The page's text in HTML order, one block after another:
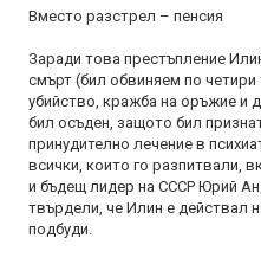
Вместо разстрел – пенсия
Заради това престъпление
смърт (бил обвиняем по
убийство, кражба на оръжие и
бил осъден, защото бил
принудително лечение в
всички, които го разпитвали,
и бъдещ лидер на СССР Юрий
твърдели, че Илин е действал
подбуди.